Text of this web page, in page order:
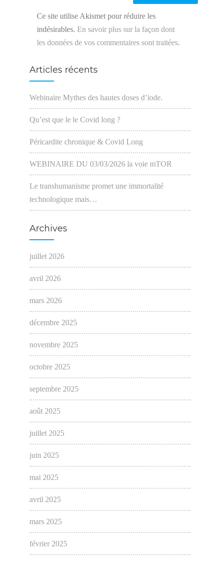
Ce site utilise Akismet pour réduire les
indésirables. En savoir plus sur la façon dont
les données de vos commentaires sont traitées.
Articles récents
Webinaire Mythes des hautes doses d’iode.
Qu’est que le le Covid long ?
Péricardite chronique & Covid Long
WEBINAIRE DU 03/03/2026 la voie mTOR
Le transhumanisme promet une immortalité
technologique mais…
Archives
juillet 2026
avril 2026
mars 2026
décembre 2025
novembre 2025
octobre 2025
septembre 2025
août 2025
juillet 2025
juin 2025
mai 2025
avril 2025
mars 2025
février 2025